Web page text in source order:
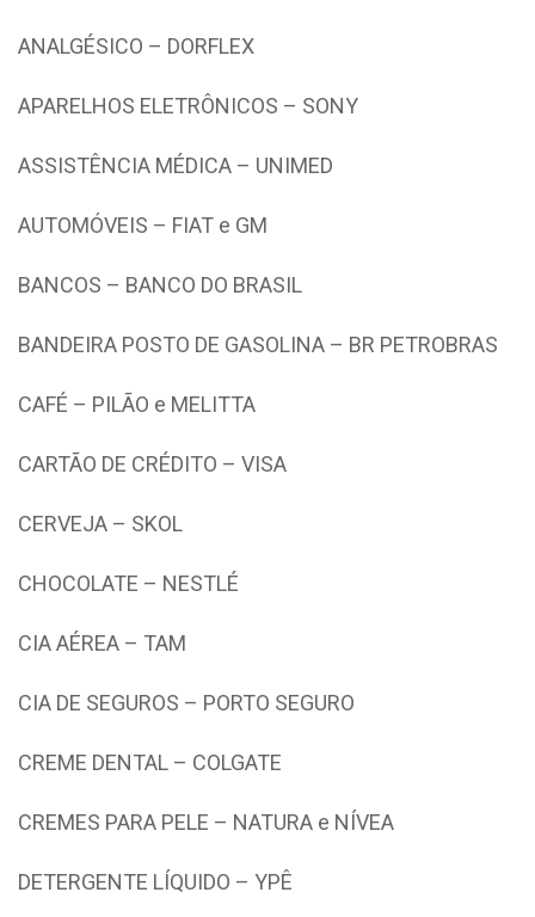
ANALGÉSICO – DORFLEX
APARELHOS ELETRÔNICOS – SONY
ASSISTÊNCIA MÉDICA – UNIMED
AUTOMÓVEIS – FIAT e GM
BANCOS – BANCO DO BRASIL
BANDEIRA POSTO DE GASOLINA – BR PETROBRAS
CAFÉ – PILÃO e MELITTA
CARTÃO DE CRÉDITO – VISA
CERVEJA – SKOL
CHOCOLATE – NESTLÉ
CIA AÉREA – TAM
CIA DE SEGUROS – PORTO SEGURO
CREME DENTAL – COLGATE
CREMES PARA PELE – NATURA e NÍVEA
DETERGENTE LÍQUIDO – YPÊ